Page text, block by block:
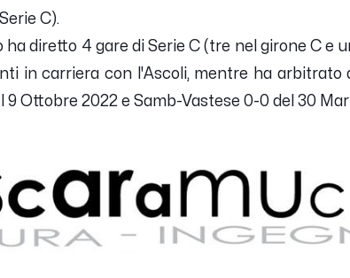
C).
diretto 4 gare di Serie C (tre nel girone C e
in carriera con l'Ascoli, mentre ha arbitrato
Ottobre 2022 e Samb-Vastese 0-0 del 30